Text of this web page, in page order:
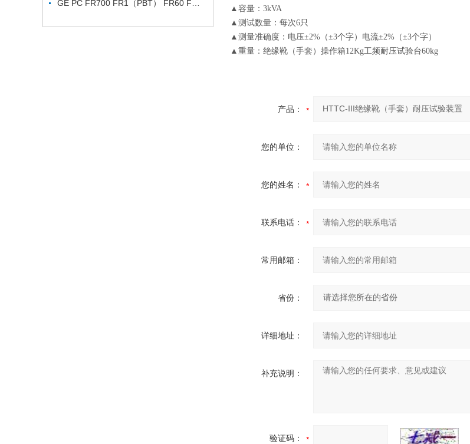
▲容量：3kVA
▲测试数量：每次6只
▲测量准确度：电压±2%（±3个字）电流±2%（±3个字）
▲重量：绝缘靴（手套）操作箱12Kg工频耐压试验台60kg
产品：
您的单位：
您的姓名：
联系电话：
常用邮箱：
省份：
详细地址：
补充说明：
验证码：